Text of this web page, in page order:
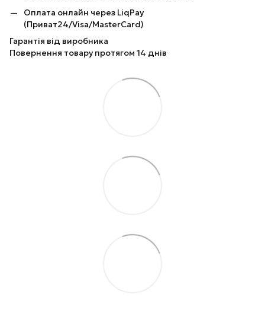
Оплата онлайн через LiqPay
(Приват24/Visa/MasterCard)
Гарантія від виробника
Повернення товару протягом 14 днів